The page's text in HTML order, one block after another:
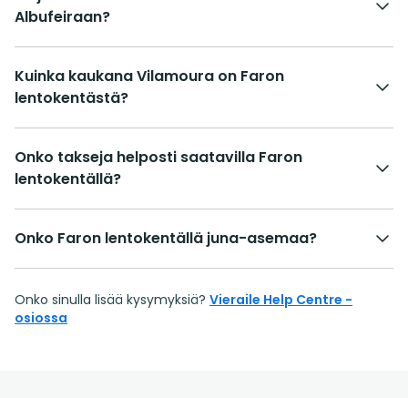
Albufeiraan?
Kuinka kaukana Vilamoura on Faron
lentokentästä?
Onko takseja helposti saatavilla Faron
lentokentällä?
Onko Faron lentokentällä juna-asemaa?
Onko sinulla lisää kysymyksiä? Vieraile Help Centre -
osiossa